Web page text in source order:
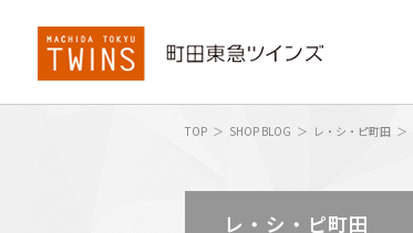
TOP SHOP BLOG レ・シ・ピ町田
レ・シ・ピ町田